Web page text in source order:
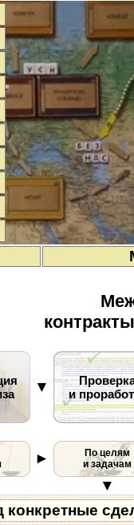
▼
и
►
По целям
и задачам
▼